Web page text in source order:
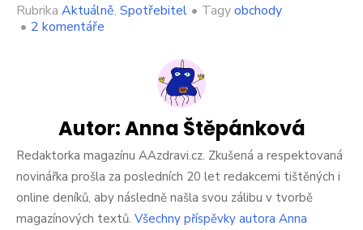
Rubrika Aktuálně, Spotřebitel • Tagyobchody
• 2 komentáře
řetězec
otevřel
v
Česku
obrovský
obchod.
Češi
Autor:Anna Štěpánková
Redaktorka magazínu AAzdravi.cz. Zkušená a respektovaná
novinářka prošla za posledních 20 let redakcemi tištěných i
online deníků, aby následně našla svou zálibu v tvorbě
magazínových textů. Všechny příspěvky autora Anna